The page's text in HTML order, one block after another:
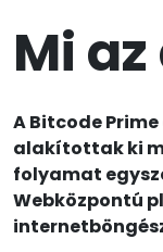
Mi
A Bitcode
alakítottak ki
folyamat
Webközpontú